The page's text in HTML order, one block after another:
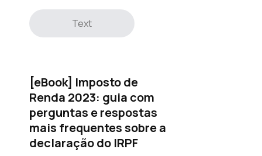
Text
[eBook] Imposto de
Renda 2023: guia com
perguntas e respostas
mais frequentes sobre a
declaração do IRPF